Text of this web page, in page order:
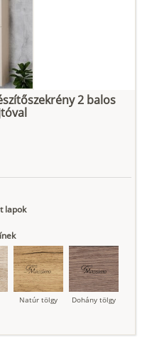
Füstös zöld
2 balos
lapok
Natúr tölgy Dohány tölgy